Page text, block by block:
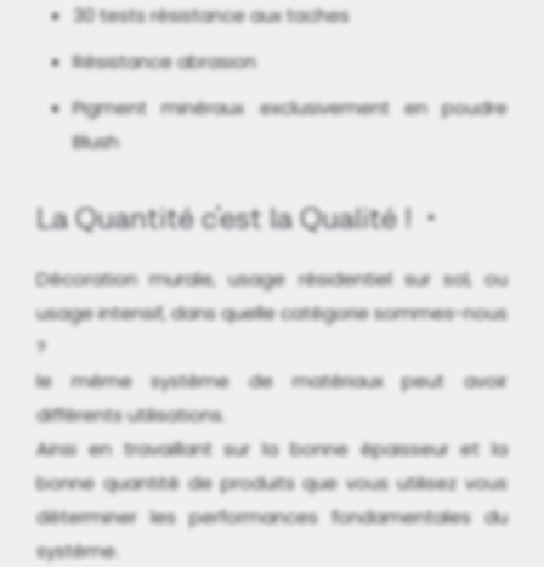
30 tests résistance aux taches
Résistance abrasion
Pigment minéraux exclusivement en poudre
Blush
La Quantité c'est la Qualité !
Décoration murale, usage résidentiel sur sol, ou
usage intensif, dans quelle catégorie sommes-nous
?
le même système de matériaux peut avoir
différents utilisations.
Ainsi en travaillant sur la bonne épaisseur et la
bonne quantité de produits que vous utilisez vous
déterminer les performances fondamentales du
système.